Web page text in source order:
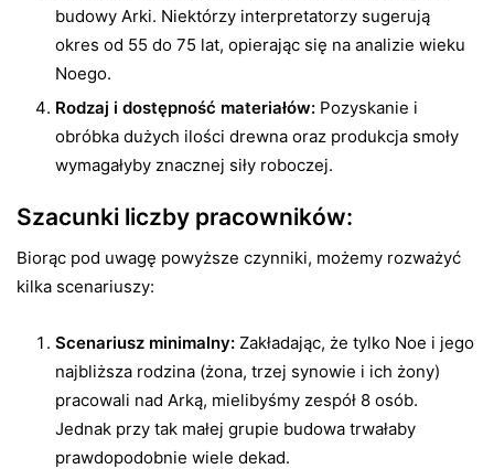
budowy Arki. Niektórzy interpretatorzy sugerują
okres od 55 do 75 lat, opierając się na analizie wieku
Noego.
Rodzaj i dostępność materiałów: Pozyskanie i
obróbka dużych ilości drewna oraz produkcja smoły
wymagałyby znacznej siły roboczej.
Szacunki liczby pracowników:
Biorąc pod uwagę powyższe czynniki, możemy rozważyć
kilka scenariuszy:
Scenariusz minimalny: Zakładając, że tylko Noe i jego
najbliższa rodzina (żona, trzej synowie i ich żony)
pracowali nad Arką, mielibyśmy zespół 8 osób.
Jednak przy tak małej grupie budowa trwałaby
prawdopodobnie wiele dekad.